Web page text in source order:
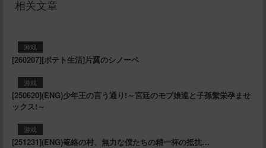
相关文章
游戏
[260207][ポテト生活]片翼のシノーペ
游戏
[250620](ENG)少年王の言う通り!～宮廷のモブ娘達と子孫繫栄孕ませ
ックス!～
游戏
[251231](ENG)篭絡の村、無力な僕たちの精一杯の抵抗…